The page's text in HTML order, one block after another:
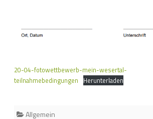
20-04-fotowettbewerb-mein-wesertal-
teilnahmebedingungen Herunterladen
Allgemein